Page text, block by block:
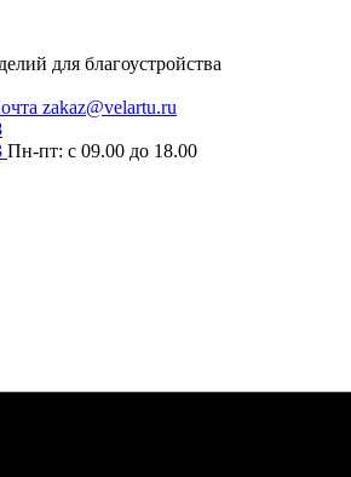
для благоустройства
zakaz@velartu.ru
Пн-пт: с 09.00 до 18.00